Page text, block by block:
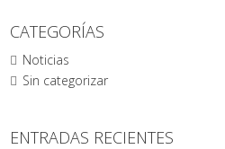
CATEGORÍAS
Noticias
Sin categorizar
ENTRADAS RECIENTES